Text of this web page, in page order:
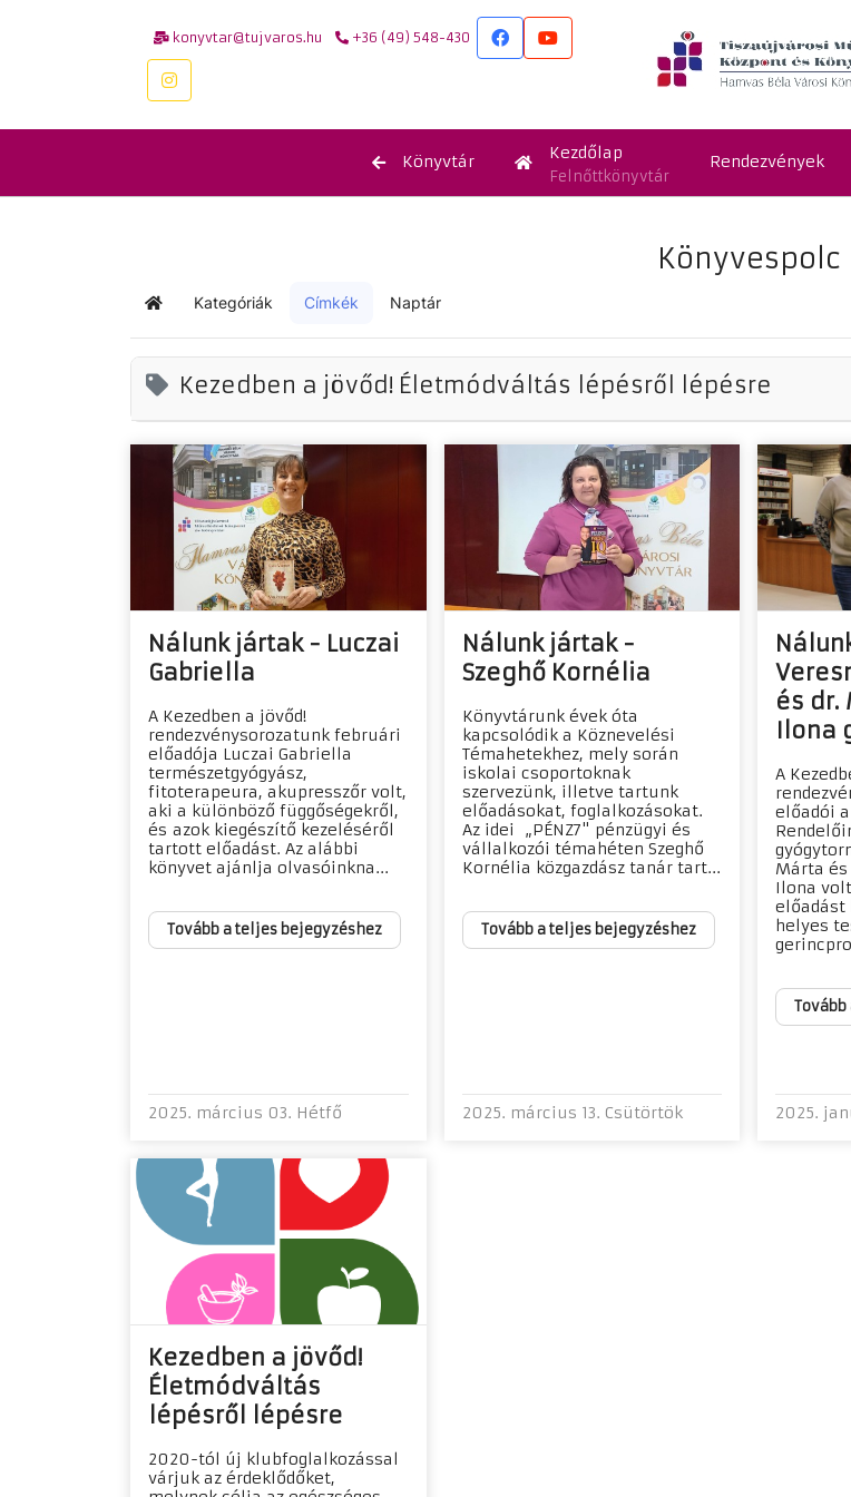
konyvtar@tujvaros.hu +36 (49) 548-430
Könyvtár Kezdőlap
Felnőttkönyvtár
Rendezvények
Könyvespolc
KezdőlapKategóriák Címkék Naptár
Kezedben a jövőd! Életmódváltás lépésről lépésre
Nálunk jártak - Luczai
Gabriella
A Kezedben a jövőd!
rendezvénysorozatunk februári
előadója Luczai Gabriella
természetgyógyász,
fitoterapeura, akupresszőr volt,
aki a különböző függőségekről,
és azok kiegészítő kezeléséről
tartott előadást. Az alábbi
könyvet ajánlja olvasóinkna...
Tovább a teljes bejegyzéshez
2025. március 03. Hétfő
Nálunk jártak -
Szeghő Kornélia
Könyvtárunk évek óta
kapcsolódik a Köznevelési
Témahetekhez, mely során
iskolai csoportoknak
szervezünk, illetve tartunk
előadásokat, foglalkozásokat.
Az idei „PÉNZ7" pénzügyi és
vállalkozói témahéten Szeghő
Kornélia közgazdász tanár tart...
Tovább a teljes bejegyzéshez
2025. március 13. Csütörtök
és dr.
Ilona
A
előadói
Márta és
Ilona
előadást
helyes
2025.
Kezedben a jövőd!
Életmódváltás
lépésről lépésre
2020-tól új klubfoglalkozással
várjuk az érdeklődőket,